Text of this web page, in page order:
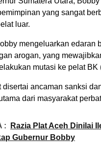
yang sangat
luar.
mengeluarkan edaran
arogan, yang
mutasi ke pelat BK
disertai ancaman sanksi
dari masyarakat
:
Razia Plat Aceh Dinilai
Gubernur Bobby